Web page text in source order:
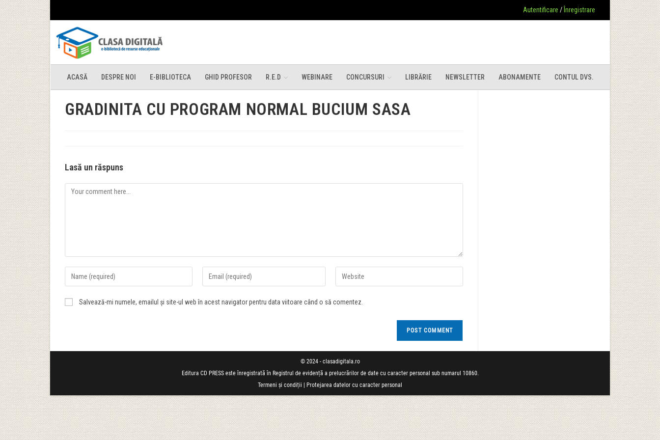
Autentificare / Înregistrare
ACASĂ DESPRE NOI E-BIBLIOTECA GHID PROFESOR R.E.D WEBINARE CONCURSURI LIBRĂRIE NEWSLETTER ABONAMENTE CONTUL DVS.
GRADINITA CU PROGRAM NORMAL BUCIUM SASA
Lasă un răspuns
Salvează-mi numele, emailul și site-ul web în acest navigator pentru data viitoare când o să comentez.
© 2024 - clasadigitala.ro
Editura CD PRESS este înregistrată în Registrul de evidență a prelucrărilor de date cu caracter personal sub numarul 10860.
Termeni și condiții
Protejarea datelor cu caracter personal